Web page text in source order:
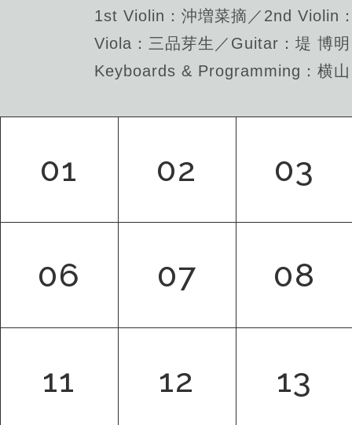
1st Violin：沖増菜摘／2nd Violin
Viola：三品芽生／Guitar：堤 博明
Keyboards & Programming：横
01 02 03
06 07 08
11 12 13